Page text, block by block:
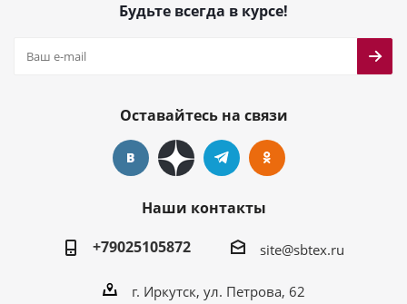
Будьте всегда в курсе!
Оставайтесь на связи
Наши контакты
+79025105872
site@sbtex.ru
г. Иркутск, ул. Петрова, 62